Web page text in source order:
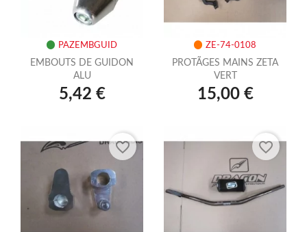
PAZEMBGUID
EMBOUTS DE GUIDON
ALU
5,42 €
ZE-74-0108
PROTÃGES MAINS ZETA
VERT
15,00 €
favorite_border favorite_border